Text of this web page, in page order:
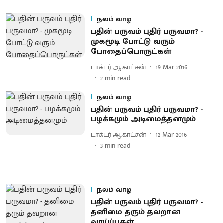
நலம் வாழ
பதின் பருவம் புதிர் பருவமா? -
முகமூடி போட்டு வரும்
போதைப்பொருட்கள்
டாக்டர் ஆ.காட்சன்
19 Mar 2016
2 min read
நலம் வாழ
பதின் பருவம் புதிர் பருவமா? -
பழக்கமும் அடிமைத்தனமும்
டாக்டர் ஆ.காட்சன்
12 Mar 2016
3 min read
நலம் வாழ
பதின் பருவம் புதிர் பருவமா? -
தனிமை தரும் தவறான